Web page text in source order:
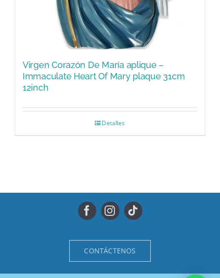
Virgen Corazón De María aplique –
Immaculate Heart Of Mary plaque 31cm
12inch
Detalles
CONTÁCTENOS